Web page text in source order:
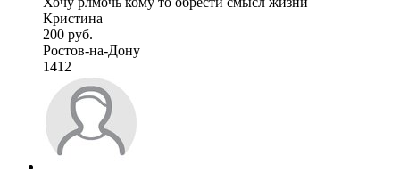
Кристина
200 руб.
Ростов-на-Дону
1412